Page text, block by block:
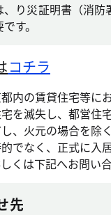
、り災証明書（消防
す。
コチラ
内の賃貸住宅等に
を滅失し、都営住
、火元の場合を除
でなく、正式に入
くは下記へお問い
先